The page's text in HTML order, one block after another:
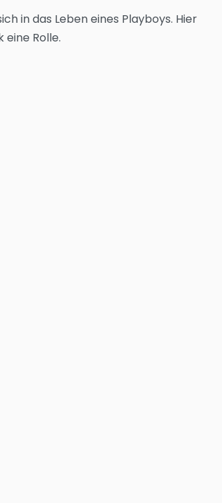
in das Leben eines Playboys. Hier
eine Rolle.